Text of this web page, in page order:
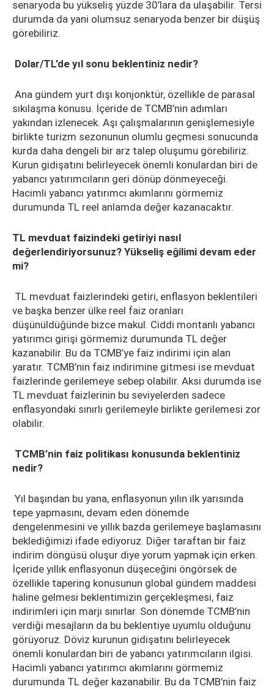
senaryoda bu yükseliş yüzde 30’lara da ulaşabilir. Tersi
durumda da yani olumsuz senaryoda benzer bir düşüş
görebiliriz.
Dolar/TL’de yıl sonu beklentiniz nedir?
Ana gündem yurt dışı konjonktür, özellikle de parasal
sıkılaşma konusu. İçeride de TCMB’nin adımları
yakından izlenecek. Aşı çalışmalarının genişlemesiyle
birlikte turizm sezonunun olumlu geçmesi sonucunda
kurda daha dengeli bir arz talep oluşumu görebiliriz.
Kurun gidişatını belirleyecek önemli konulardan biri de
yabancı yatırımcıların geri dönüp dönmeyeceği.
Hacimli yabancı yatırımcı akımlarını görmemiz
durumunda TL reel anlamda değer kazanacaktır.
TL mevduat faizindeki getiriyi nasıl
değerlendiriyorsunuz? Yükseliş eğilimi devam eder
mi?
TL mevduat faizlerindeki getiri, enflasyon beklentileri
ve başka benzer ülke reel faiz oranları
düşünüldüğünde bizce makul. Ciddi montanlı yabancı
yatırımcı girişi görmemiz durumunda TL değer
kazanabilir. Bu da TCMB’ye faiz indirimi için alan
yaratır. TCMB’nin faiz indirimine gitmesi ise mevduat
faizlerinde gerilemeye sebep olabilir. Aksi durumda ise
TL mevduat faizlerinin bu seviyelerden sadece
enflasyondaki sınırlı gerilemeyle birlikte gerilemesi zor
olabilir.
TCMB’nin faiz politikası konusunda beklentiniz
nedir?
Yıl başından bu yana, enflasyonun yılın ilk yarısında
tepe yapmasını, devam eden dönemde
dengelenmesini ve yıllık bazda gerilemeye başlamasını
beklediğimizi ifade ediyoruz. Diğer taraftan bir faiz
indirim döngüsü oluşur diye yorum yapmak için erken.
İçeride yıllık enflasyonun düşeceğini öngörsek de
özellikle tapering konusunun global gündem maddesi
haline gelmesi beklentimizin gerçekleşmesi, faiz
indirimleri için marjı sınırlar. Son dönemde TCMB’nin
verdiği mesajların da bu beklentiye uyumlu olduğunu
görüyoruz. Döviz kurunun gidişatını belirleyecek
önemli konulardan biri de yabancı yatırımcıların ilgisi.
Hacimli yabancı yatırımcı akımlarını görmemiz
durumunda TL değer kazanabilir. Bu da TCMB’nin faiz